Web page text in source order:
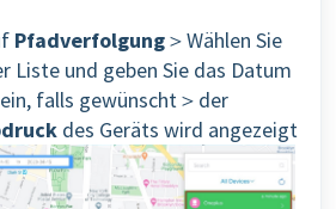
Pfadverfolgung＞Wählen Sie
Liste und geben Sie das Datum
falls gewünscht＞der
des Geräts wird angezeigt